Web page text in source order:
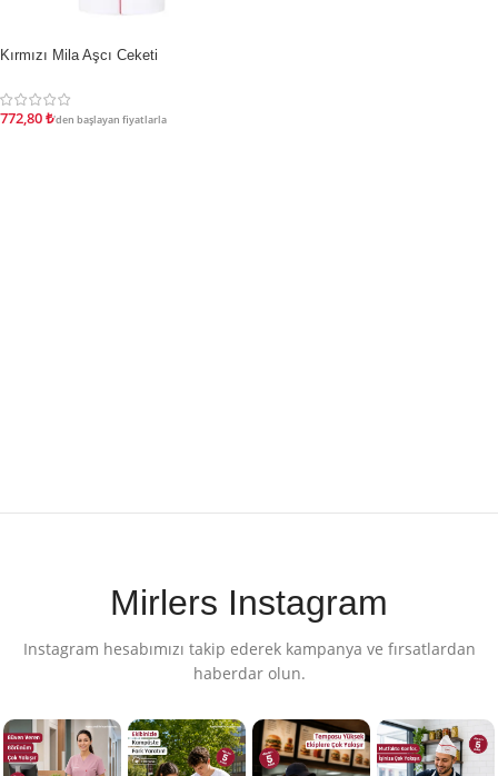
İNDIRIM
Kırmızı Mila Aşcı Ceketi
772,80₺'den başlayan fiyatlarla
Mirlers Instagram
Instagram hesabımızı takip ederek kampanya ve fırsatlardan
haberdar olun.